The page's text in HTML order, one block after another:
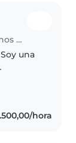
Niñera en Caseros (Buenos Aires)
una
un
hora